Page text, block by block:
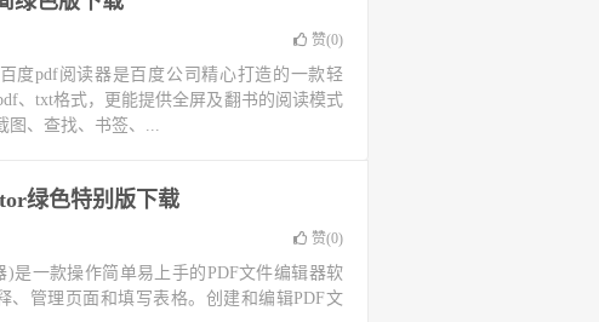
赞(0)
度pdf阅读器是百度公司精心打造的一款轻
、txt格式，更能提供全屏及翻书的阅读模式
图、查找、书签、...
绿色特别版下载
赞(0)
)是一款操作简单易上手的PDF文件编辑器软
、管理页面和填写表格。创建和编辑PDF文